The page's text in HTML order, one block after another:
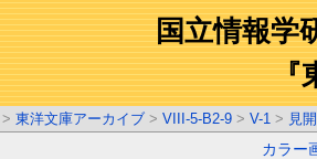
国立情報学
『
> 東洋文庫アーカイブ > VIII-5-B2-9 > V-1 > 見
カラー